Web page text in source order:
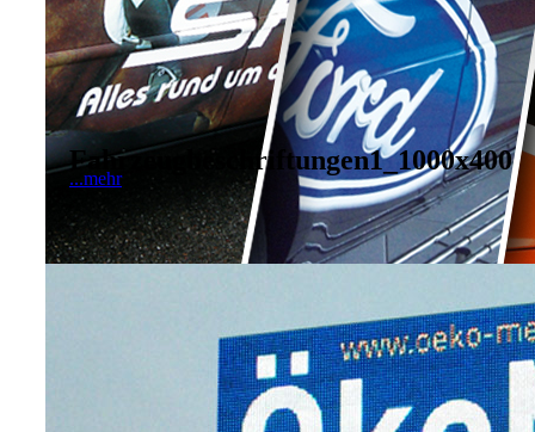
Fahrzeugbeschriftungen1_1000x400
...mehr